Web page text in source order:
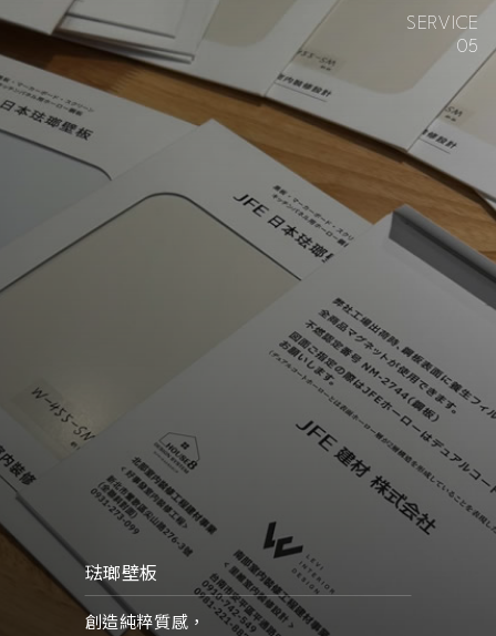
SERVICE
05
琺瑯壁板
創造純粹質感，